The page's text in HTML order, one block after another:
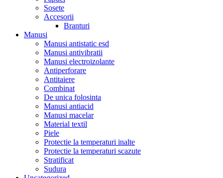
Sosete
Accesorii
Branturi
Manusi
Manusi antistatic esd
Manusi antivibratii
Manusi electroizolante
Antiperforare
Antitaiere
Combinat
De unica folosinta
Manusi antiacid
Manusi macelar
Material textil
Piele
Protectie la temperaturi inalte
Protectie la temperaturi scazute
Stratificat
Sudura